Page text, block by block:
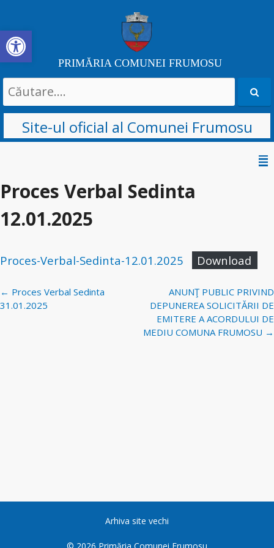
Deschide bara de unelte
PRIMĂRIA COMUNEI FRUMOSU
Search
for:
Site-ul oficial al Comunei Frumosu
conținut
Proces Verbal Sedinta
12.01.2025
Proces-Verbal-Sedinta-12.01.2025 Download
Navigare
postări
← Proces Verbal Sedinta
31.01.2025
ANUNŢ PUBLIC PRIVIND
DEPUNEREA SOLICITĂRII DE
EMITERE A ACORDULUI DE
MEDIU COMUNA FRUMOSU →
Arhiva site vechi
© 2026 Primăria Comunei Frumosu